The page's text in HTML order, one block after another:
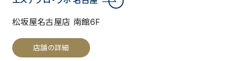
松坂屋名古屋店 南館6F
店舗の詳細